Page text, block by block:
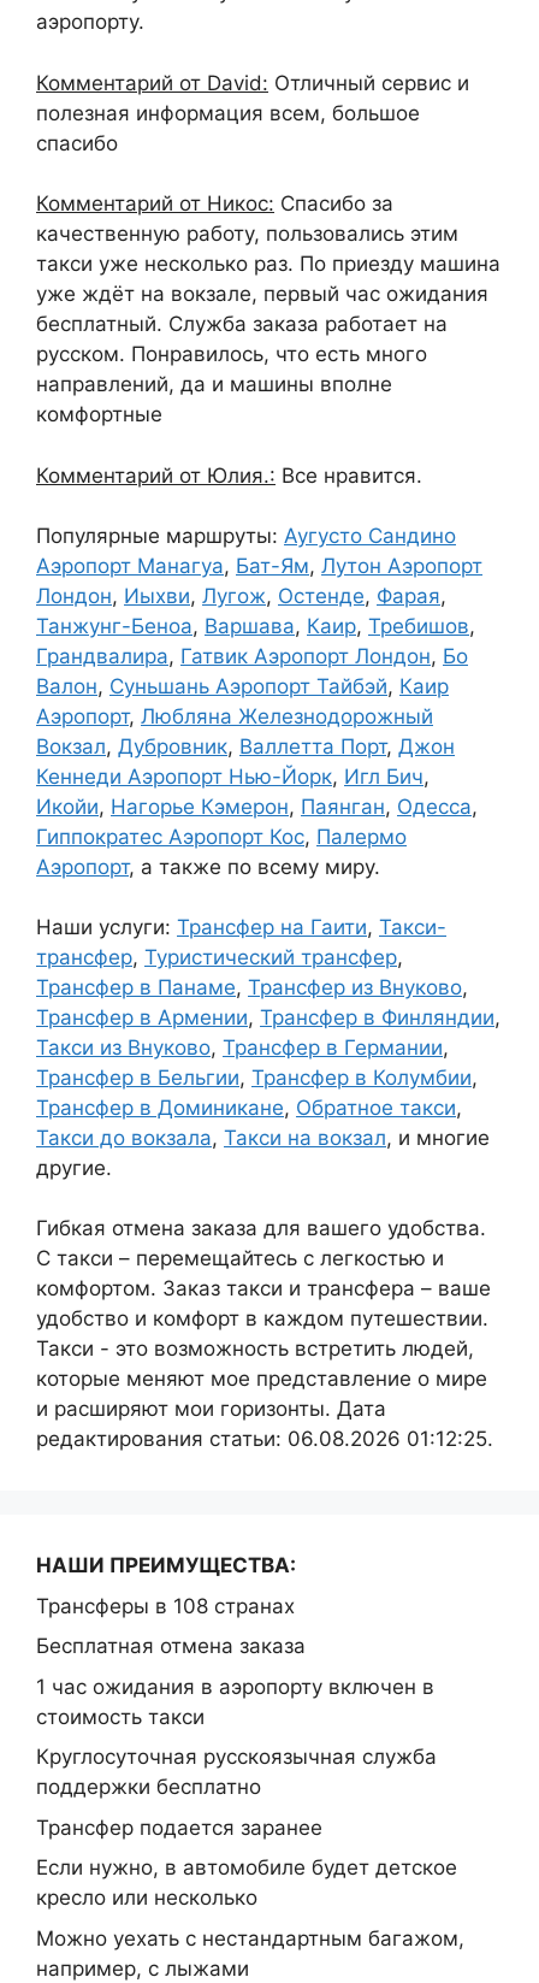
аэропорту.
Комментарий от David: Отличный сервис и
полезная информация всем, большое
спасибо
Комментарий от Никос: Спасибо за
качественную работу, пользовались этим
такси уже несколько раз. По приезду машина
уже ждёт на вокзале, первый час ожидания
бесплатный. Служба заказа работает на
русском. Понравилось, что есть много
направлений, да и машины вполне
комфортные
Комментарий от Юлия.: Все нравится.
Популярные маршруты: Аугусто Сандино
Аэропорт Манагуа, Бат-Ям, Лутон Аэропорт
Лондон, Иыхви, Лугож, Остенде, Фарая,
Танжунг-Беноа, Варшава, Каир, Требишов,
Грандвалира, Гатвик Аэропорт Лондон, Бо
Валон, Суньшань Аэропорт Тайбэй, Каир
Аэропорт, Любляна Железнодорожный
Вокзал, Дубровник, Валлетта Порт, Джон
Кеннеди Аэропорт Нью-Йорк, Игл Бич,
Икойи, Нагорье Кэмерон, Паянган, Одесса,
Гиппократес Аэропорт Кос, Палермо
Аэропорт, а также по всему миру.
Наши услуги: Трансфер на Гаити, Такси-
трансфер, Туристический трансфер,
Трансфер в Панаме, Трансфер из Внуково,
Трансфер в Армении, Трансфер в Финляндии,
Такси из Внуково, Трансфер в Германии,
Трансфер в Бельгии, Трансфер в Колумбии,
Трансфер в Доминикане, Обратное такси,
Такси до вокзала, Такси на вокзал, и многие
другие.
Гибкая отмена заказа для вашего удобства.
С такси – перемещайтесь с легкостью и
комфортом. Заказ такси и трансфера – ваше
удобство и комфорт в каждом путешествии.
Такси - это возможность встретить людей,
которые меняют мое представление о мире
и расширяют мои горизонты. Дата
редактирования статьи: 06.08.2026 01:12:25.
НАШИ ПРЕИМУЩЕСТВА:
Трансферы в 108 странах
Бесплатная отмена заказа
1 час ожидания в аэропорту включен в
стоимость такси
Круглосуточная русскоязычная служба
поддержки бесплатно
Трансфер подается заранее
Если нужно, в автомобиле будет детское
кресло или несколько
Можно уехать с нестандартным багажом,
например, с лыжами